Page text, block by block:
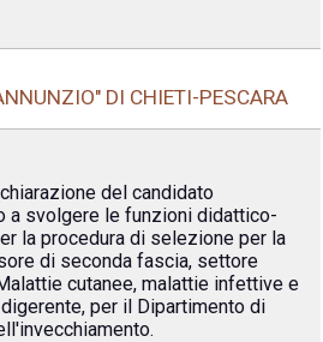
DI CHIETI-PESCARA
del candidato
a svolgere le funzioni didattico-
la procedura di selezione per la
di seconda fascia, settore
cutanee, malattie infettive e
per il Dipartimento di